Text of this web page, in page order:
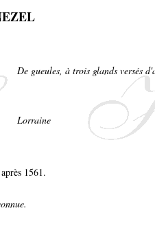
De gueules, à trois glands versés
Lorraine
1561.